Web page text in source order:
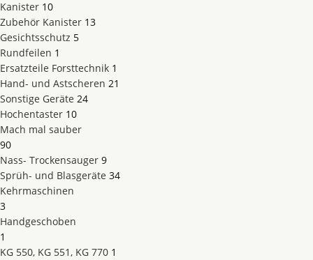
Kanister 10
Zubehör Kanister 13
Gesichtsschutz 5
Rundfeilen 1
Ersatzteile Forsttechnik 1
Hand- und Astscheren 21
Sonstige Geräte 24
Hochentaster 10
Mach mal sauber
90
Nass- Trockensauger 9
Sprüh- und Blasgeräte 34
Kehrmaschinen
3
Handgeschoben
1
KG 550, KG 551, KG 770 1